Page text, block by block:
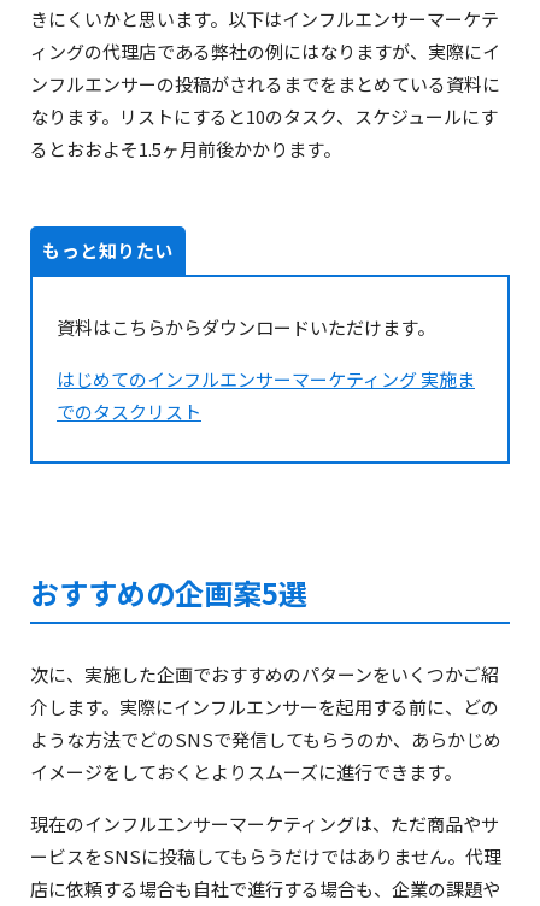
きにくいかと思います。以下はインフルエンサーマーケテ
ィングの代理店である弊社の例にはなりますが、実際にイ
ンフルエンサーの投稿がされるまでをまとめている資料に
なります。リストにすると10のタスク、スケジュールにす
るとおおよそ1.5ヶ月前後かかります。
もっと知りたい
資料はこちらからダウンロードいただけます。
はじめてのインフルエンサーマーケティング 実施ま
でのタスクリスト
おすすめの企画案5選
次に、実施した企画でおすすめのパターンをいくつかご紹
介します。実際にインフルエンサーを起用する前に、どの
ような方法でどのSNSで発信してもらうのか、あらかじめ
イメージをしておくとよりスムーズに進行できます。
現在のインフルエンサーマーケティングは、ただ商品やサ
ービスをSNSに投稿してもらうだけではありません。代理
店に依頼する場合も自社で進行する場合も、企業の課題や